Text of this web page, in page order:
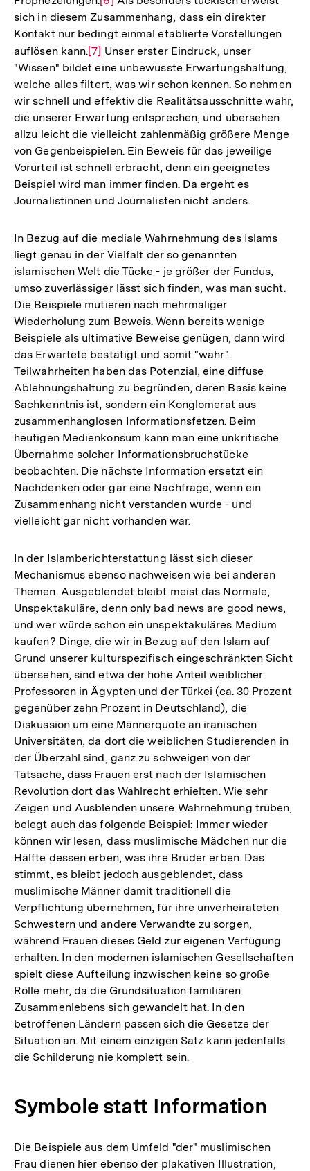
Auflösung
der
Fußnote
sich in diesem Zusammenhang, dass ein direkter
Kontakt nur bedingt einmal etablierte Vorstellungen
auflösen kann.Zur
Auflösung
der
Fußnote
[7] Unser erster Eindruck, unser
"Wissen" bildet eine unbewusste Erwartungshaltung,
welche alles filtert, was wir schon kennen. So nehmen
wir schnell und effektiv die Realitätsausschnitte wahr,
die unserer Erwartung entsprechen, und übersehen
allzu leicht die vielleicht zahlenmäßig größere Menge
von Gegenbeispielen. Ein Beweis für das jeweilige
Vorurteil ist schnell erbracht, denn ein geeignetes
Beispiel wird man immer finden. Da ergeht es
Journalistinnen und Journalisten nicht anders.
In Bezug auf die mediale Wahrnehmung des Islams
liegt genau in der Vielfalt der so genannten
islamischen Welt die Tücke - je größer der Fundus,
umso zuverlässiger lässt sich finden, was man sucht.
Die Beispiele mutieren nach mehrmaliger
Wiederholung zum Beweis. Wenn bereits wenige
Beispiele als ultimative Beweise genügen, dann wird
das Erwartete bestätigt und somit "wahr".
Teilwahrheiten haben das Potenzial, eine diffuse
Ablehnungshaltung zu begründen, deren Basis keine
Sachkenntnis ist, sondern ein Konglomerat aus
zusammenhanglosen Informationsfetzen. Beim
heutigen Medienkonsum kann man eine unkritische
Übernahme solcher Informationsbruchstücke
beobachten. Die nächste Information ersetzt ein
Nachdenken oder gar eine Nachfrage, wenn ein
Zusammenhang nicht verstanden wurde - und
vielleicht gar nicht vorhanden war.
In der Islamberichterstattung lässt sich dieser
Mechanismus ebenso nachweisen wie bei anderen
Themen. Ausgeblendet bleibt meist das Normale,
Unspektakuläre, denn only bad news are good news,
und wer würde schon ein unspektakuläres Medium
kaufen? Dinge, die wir in Bezug auf den Islam auf
Grund unserer kulturspezifisch eingeschränkten Sicht
übersehen, sind etwa der hohe Anteil weiblicher
Professoren in Ägypten und der Türkei (ca. 30 Prozent
gegenüber zehn Prozent in Deutschland), die
Diskussion um eine Männerquote an iranischen
Universitäten, da dort die weiblichen Studierenden in
der Überzahl sind, ganz zu schweigen von der
Tatsache, dass Frauen erst nach der Islamischen
Revolution dort das Wahlrecht erhielten. Wie sehr
Zeigen und Ausblenden unsere Wahrnehmung trüben,
belegt auch das folgende Beispiel: Immer wieder
können wir lesen, dass muslimische Mädchen nur die
Hälfte dessen erben, was ihre Brüder erben. Das
stimmt, es bleibt jedoch ausgeblendet, dass
muslimische Männer damit traditionell die
Verpflichtung übernehmen, für ihre unverheirateten
Schwestern und andere Verwandte zu sorgen,
während Frauen dieses Geld zur eigenen Verfügung
erhalten. In den modernen islamischen Gesellschaften
spielt diese Aufteilung inzwischen keine so große
Rolle mehr, da die Grundsituation familiären
Zusammenlebens sich gewandelt hat. In den
betroffenen Ländern passen sich die Gesetze der
Situation an. Mit einem einzigen Satz kann jedenfalls
die Schilderung nie komplett sein.
Symbole statt Information
Die Beispiele aus dem Umfeld "der" muslimischen
Frau dienen hier ebenso der plakativen Illustration,